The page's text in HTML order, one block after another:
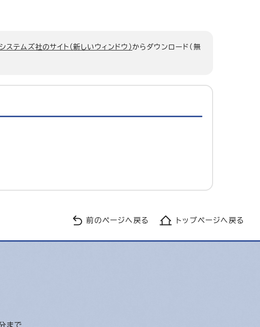
ステムズ社のサイト（新しいウィンドウ）からダウンロード（無
前のページへ戻る トップページへ戻る
まで